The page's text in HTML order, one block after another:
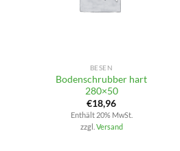
BESEN
Bodenschrubber hart
280×50
€18,96
Enthält 20% MwSt.
zzgl. Versand